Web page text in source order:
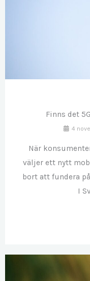
Finns det
4
När
väljer ett nytt
bort att fundera
I